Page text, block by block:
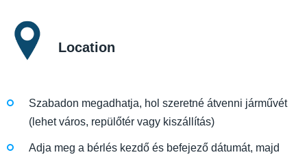
Location
Szabadon megadhatja, hol szeretné átvenni járművét
(lehet város, repülőtér vagy kiszállítás)
Adja meg a bérlés kezdő és befejező dátumát, majd